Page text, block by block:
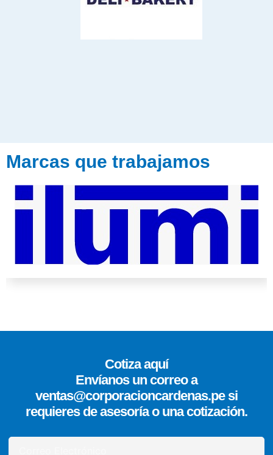
Marcas que trabajamos
Cotiza aquí
Envíanos un correo a
ventas@corporacioncardenas.pe si
requieres de asesoría o una cotización.